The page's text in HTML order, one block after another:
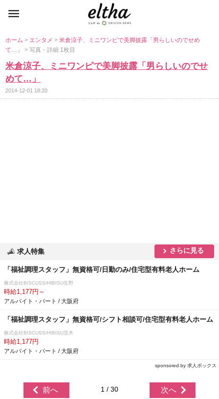
ホーム> エンタメ>米倉涼子、ミニワンピで美脚披露「男らしいのでせめ
て…」> 写真・詳細 1枚目
米倉涼子、ミニワンピで美脚披露「男らしいのでせ
めて…」
2014-12-01 18:20
求人特集 さらに見る
「福祉調理スタッフ」無資格可/日勤のみ/住宅型有料老人ホーム
株式会社BISCUSS/HIBISU生野
時給1,177円～
アルバイト・パート / 大阪府
「福祉調理スタッフ」無資格可/シフト相談可/住宅型有料老人ホーム
株式会社BISCUSS/HIBISU茨木
時給1,177円
アルバイト・パート / 大阪府
sponsored by 求人ボックス
前へ 1 / 30 次へ